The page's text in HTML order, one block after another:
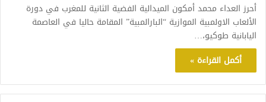
أحرز العداء محمد أمكون الميدالية الفضية الثانية للمغرب في دورة
الألعاب الاولمبية الموازية “البارالمبية” المقامة حاليا في العاصمة
اليابانية طوكيو،…
أكمل القراءة »